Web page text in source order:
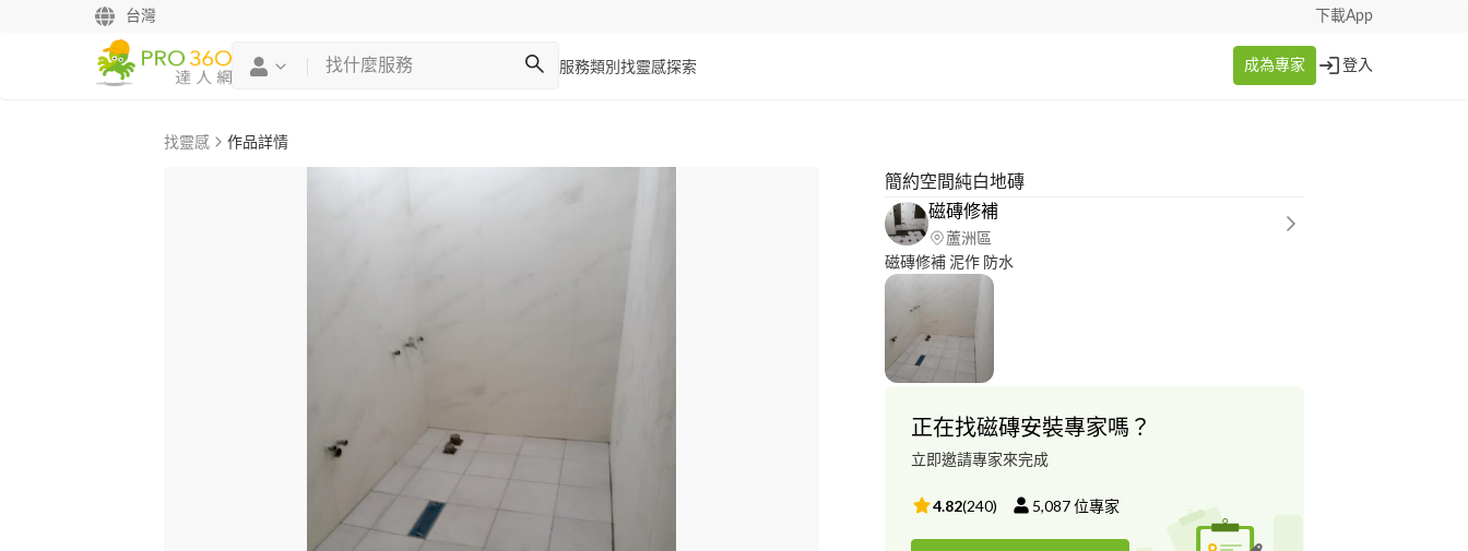
台灣 下載App
服務類別 找靈感探索 成為專家 登入
找靈感 作品詳情
簡約空間純白地磚
磁磚修補
蘆洲區
磁磚修補 泥作 防水
正在找磁磚安裝專家嗎？
立即邀請專家來完成
4.82(240) 5,087位專家